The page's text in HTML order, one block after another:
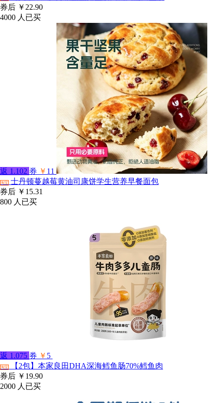
券后 ￥22.90
4000 人已买
返 1.102 券 ￥ 11
淘宝 士丹顿蔓越莓黄油司康饼学生营养早餐面包
券后 ￥15.31
800 人已买
返 1.075 券 ￥ 5
淘宝
【2包】本家良田DHA深海鳕鱼肠70%鳕鱼肉
券后 ￥19.90
2000 人已买